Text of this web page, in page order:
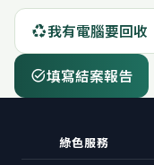
recycling我有電腦要回收
task_alt填寫結案報告
綠色服務